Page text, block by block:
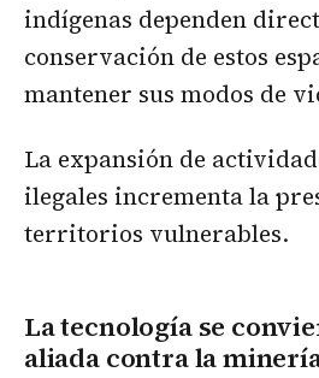
indígenas dependen
conservación de estos
mantener sus modos de
La expansión de
ilegales incrementa la
territorios vulnerables.
La tecnología se
aliada contra la